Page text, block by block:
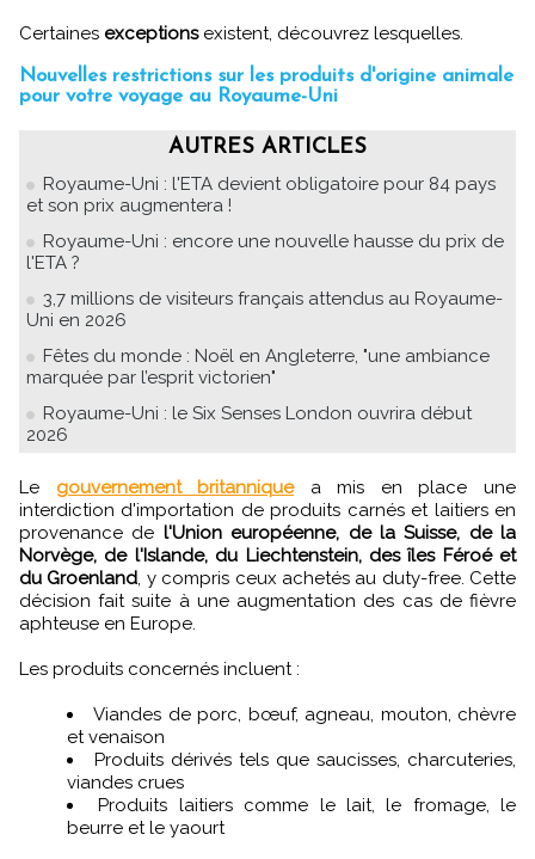
Certaines exceptions existent, découvrez lesquelles.
Nouvelles restrictions sur les produits d'origine animale
pour votre voyage au Royaume-Uni
AUTRES ARTICLES
Royaume-Uni : l'ETA devient obligatoire pour 84 pays
et son prix augmentera !
Royaume-Uni : encore une nouvelle hausse du prix de
l'ETA ?
3,7 millions de visiteurs français attendus au Royaume-
Uni en 2026
Fêtes du monde : Noël en Angleterre, "une ambiance
marquée par l’esprit victorien"
Royaume-Uni : le Six Senses London ouvrira début
2026
Le gouvernement britanniquea mis en place une
interdiction d'importation de produits carnés et laitiers en
provenance de l'Union européenne, de la Suisse, de la
Norvège, de l'Islande, du Liechtenstein, des îles Féroé et
du Groenland, y compris ceux achetés au duty-free. Cette
décision fait suite à une augmentation des cas de fièvre
aphteuse en Europe.
Les produits concernés incluent :​
Viandes de porc, bœuf, agneau, mouton, chèvre
et venaison
Produits dérivés tels que saucisses, charcuteries,
viandes crues
Produits laitiers comme le lait, le fromage, le
beurre et le yaourt